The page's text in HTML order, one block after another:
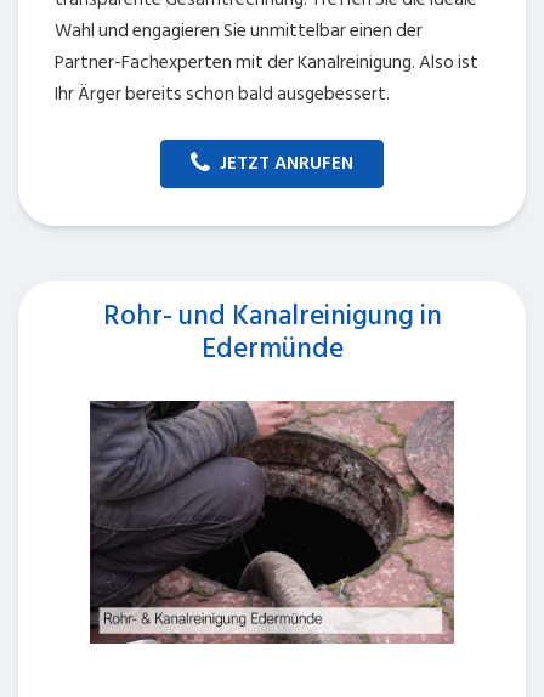
Wahl und engagieren Sie unmittelbar einen der
Partner-Fachexperten mit der Kanalreinigung. Also ist
Ihr Ärger bereits schon bald ausgebessert.
JETZT ANRUFEN
Rohr- und Kanalreinigung in
Edermünde